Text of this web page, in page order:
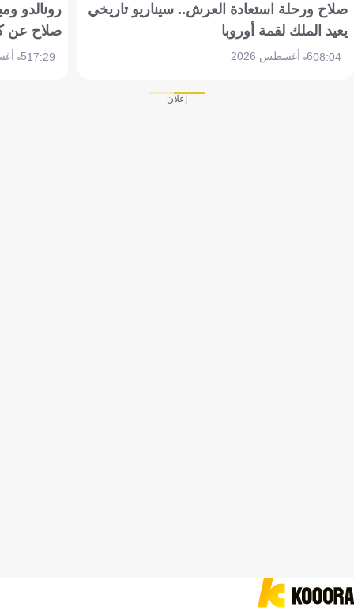
صلاح ورحلة استعادة العرش.. سيناريو تاريخي
يعيد الملك لقمة أوروبا
08:046 أغسطس 2026
رونالدو
صلاح عن
17:295 أغسطس 2026
إعلان